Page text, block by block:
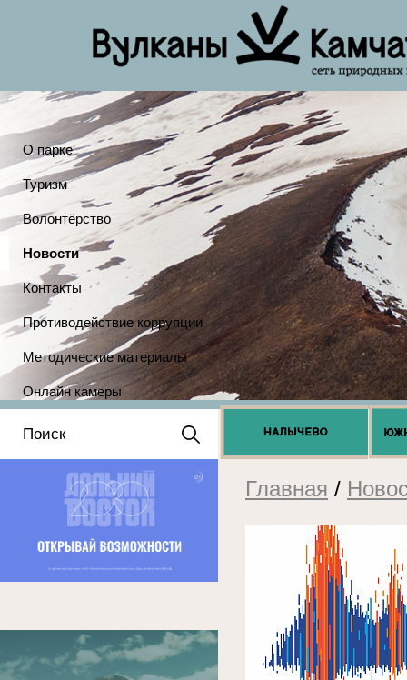
О парке
Туризм
Волонтёрство
Новости
Контакты
Противодействие коррупции
Методические материалы
Онлайн камеры
Положение о выдаче
разрешений 2025
Главная /